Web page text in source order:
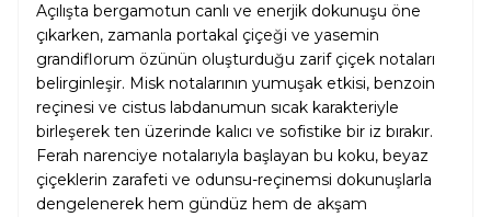
Açılışta bergamotun canlı ve enerjik dokunuşu öne
çıkarken, zamanla portakal çiçeği ve yasemin
grandiflorum özünün oluşturduğu zarif çiçek notaları
belirginleşir. Misk notalarının yumuşak etkisi, benzoin
reçinesi ve cistus labdanumun sıcak karakteriyle
birleşerek ten üzerinde kalıcı ve sofistike bir iz bırakır.
Ferah narenciye notalarıyla başlayan bu koku, beyaz
çiçeklerin zarafeti ve odunsu-reçinemsi dokunuşlarla
dengelenerek hem gündüz hem de akşam